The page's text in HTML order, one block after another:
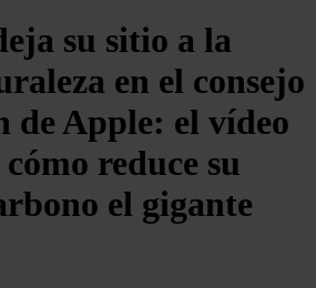
su sitio a la
en el consejo
de Apple: el vídeo
reduce su
el gigante